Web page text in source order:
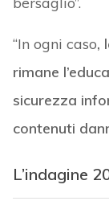
“In ogni caso,
rimane
sicurezza
contenuti
L’indagine